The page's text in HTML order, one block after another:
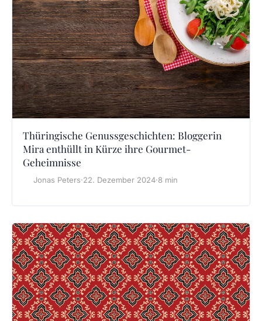
Thüringische Genussgeschichten: Bloggerin
Mira enthüllt in Kürze ihre Gourmet-
Geheimnisse
Jonas Peters·22. Dezember 2024·8 min